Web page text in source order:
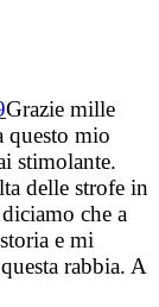
Grazie mille
questo mio
stimolante.
delle strofe in
che a
e mi
rabbia. A